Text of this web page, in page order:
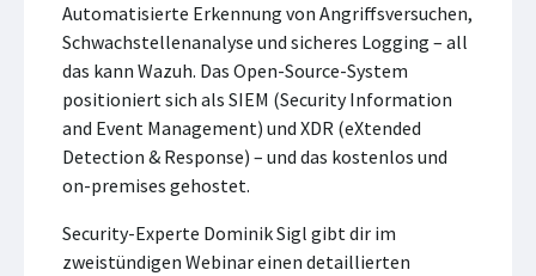
Automatisierte Erkennung von Angriffsversuchen,
Schwachstellenanalyse und sicheres Logging – all
das kann Wazuh. Das Open-Source-System
positioniert sich als SIEM (Security Information
and Event Management) und XDR (eXtended
Detection & Response) – und das kostenlos und
on-premises gehostet.
Security-Experte Dominik Sigl gibt dir im
zweistündigen Webinar einen detaillierten